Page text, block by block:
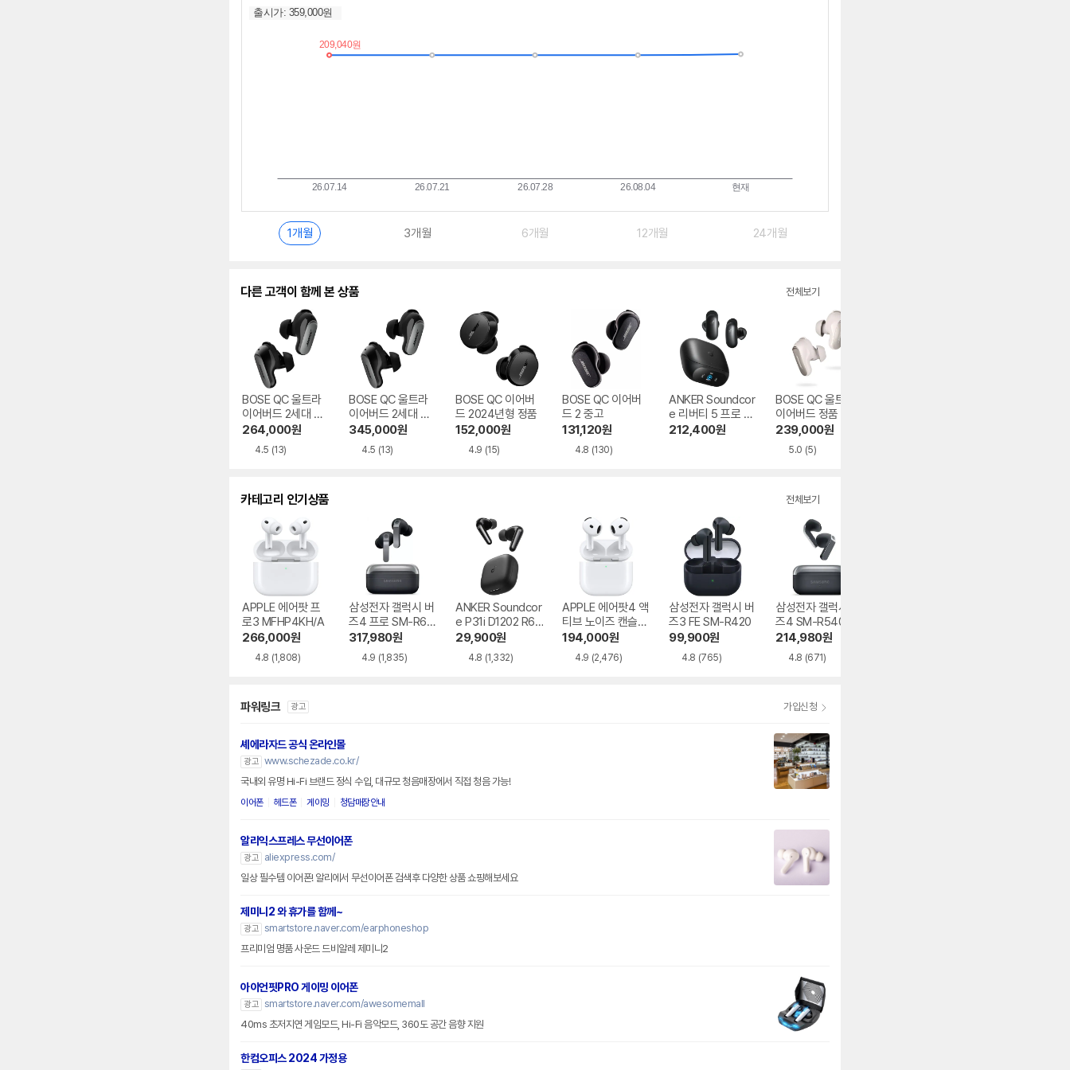
가
란?
1개월 3개월 6개월 12개월 24개월
다른 고객이 함께 본 상품 전체보기
BOSE QC 울트라
이어버드 2세대 정
품
264,000원
4.5 (13)
BOSE QC 울트라
이어버드 2세대 중
고
345,000원
4.5 (13)
BOSE QC 이어버
드 2024년형 정품
152,000원
4.9 (15)
BOSE QC 이어버
드 2 중고
131,120원
4.8 (130)
ANKER Soundcor
e 리버티 5 프로 D1
203 정품
212,400원
BOSE QC 울트라
이어버드 정품
239,000원
5.0 (5)
카테고리 인기상품 전체보기
APPLE 에어팟 프
로3 MFHP4KH/A
266,000원
4.8 (1,808)
삼성전자 갤럭시 버
즈4 프로 SM-R64
0
317,980원
4.9 (1,835)
ANKER Soundcor
e P31i D1202 R60
i NC
29,900원
4.8 (1,332)
APPLE 에어팟4 액
티브 노이즈 캔슬링
MXP93KH/A
194,000원
4.9 (2,476)
삼성전자 갤럭시 버
즈3 FE SM-R420
99,900원
4.8 (765)
삼성전자 갤럭시 버
즈4 SM-R540
214,980원
4.8 (671)
파워링크 광고 가입신청
셰에라자드 공식 온라인몰
광고 www.schezade.co.kr/
국내외 유명 Hi-Fi 브랜드 정식 수입, 대규모 청음매장에서 직접 청음 가능!
이어폰 헤드폰 게이밍 청담매장안내
알리익스프레스 무선이어폰
광고
aliexpress.com/
일상 필수템 이어폰! 알리에서 무선이어폰 검색후 다양한 상품 쇼핑해보세요
제미니2 와 휴가를 함께~
광고 smartstore.naver.com/earphoneshop
프리미엄 명품 사운드 드비알레 제미니2
아이언핏PRO 게이밍 이어폰
광고 smartstore.naver.com/awesomemall
40ms 초저지연 게임모드, Hi-Fi 음악모드, 360도 공간 음향 지원
한컴오피스 2024 가정용